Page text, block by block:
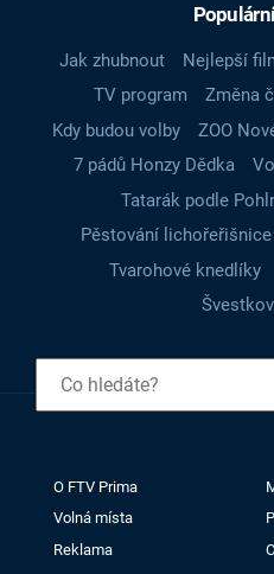
Jak zhubnout Nejlepší
TV program
Změna
Kdy budou volby
ZOO
7 pádů Honzy Dědka
Tatarák podle
Pěstování lichořeřišnice
Tvarohové knedlíky
O FTV Prima
Volná místa
Reklama